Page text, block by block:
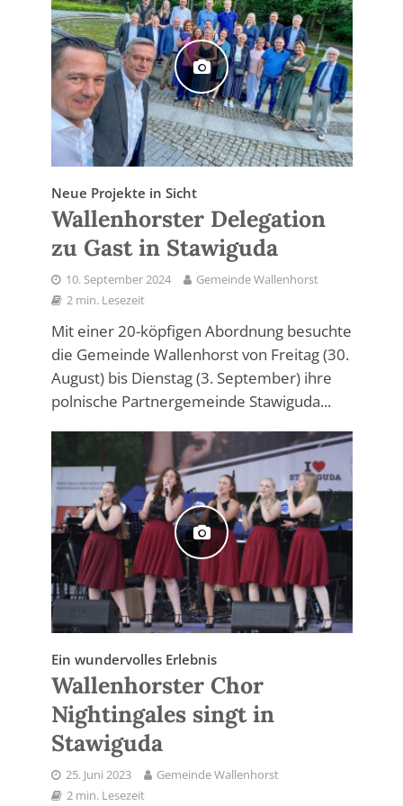
Neue Projekte in Sicht
Wallenhorster Delegation
zu Gast in Stawiguda
10. September 2024
Gemeinde Wallenhorst
2 min. Lesezeit
Mit einer 20-köpfigen Abordnung besuchte
die Gemeinde Wallenhorst von Freitag (30.
August) bis Dienstag (3. September) ihre
polnische Partnergemeinde Stawiguda...
Ein wundervolles Erlebnis
Wallenhorster Chor
Nightingales singt in
Stawiguda
25. Juni 2023
Gemeinde Wallenhorst
2 min. Lesezeit